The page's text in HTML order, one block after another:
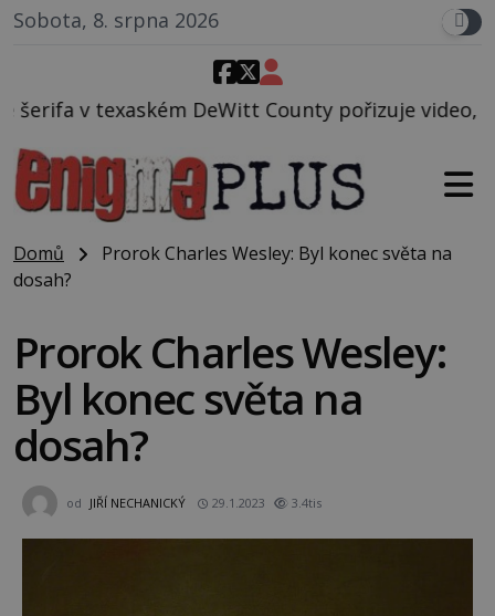
Sobota, 8. srpna 2026
County pořizuje video, na kterém před jeho
Domů
Prorok Charles Wesley: Byl konec světa na
dosah?
Prorok Charles Wesley:
Byl konec světa na
dosah?
od JIŘÍ NECHANICKÝ 29.1.2023 3.4tis